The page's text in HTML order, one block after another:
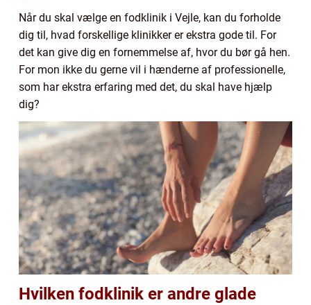
Når du skal vælge en fodklinik i Vejle, kan du forholde
dig til, hvad forskellige klinikker er ekstra gode til. For
det kan give dig en fornemmelse af, hvor du bør gå hen.
For mon ikke du gerne vil i hænderne af professionelle,
som har ekstra erfaring med det, du skal have hjælp
dig?
Hvilken fodklinik er andre glade